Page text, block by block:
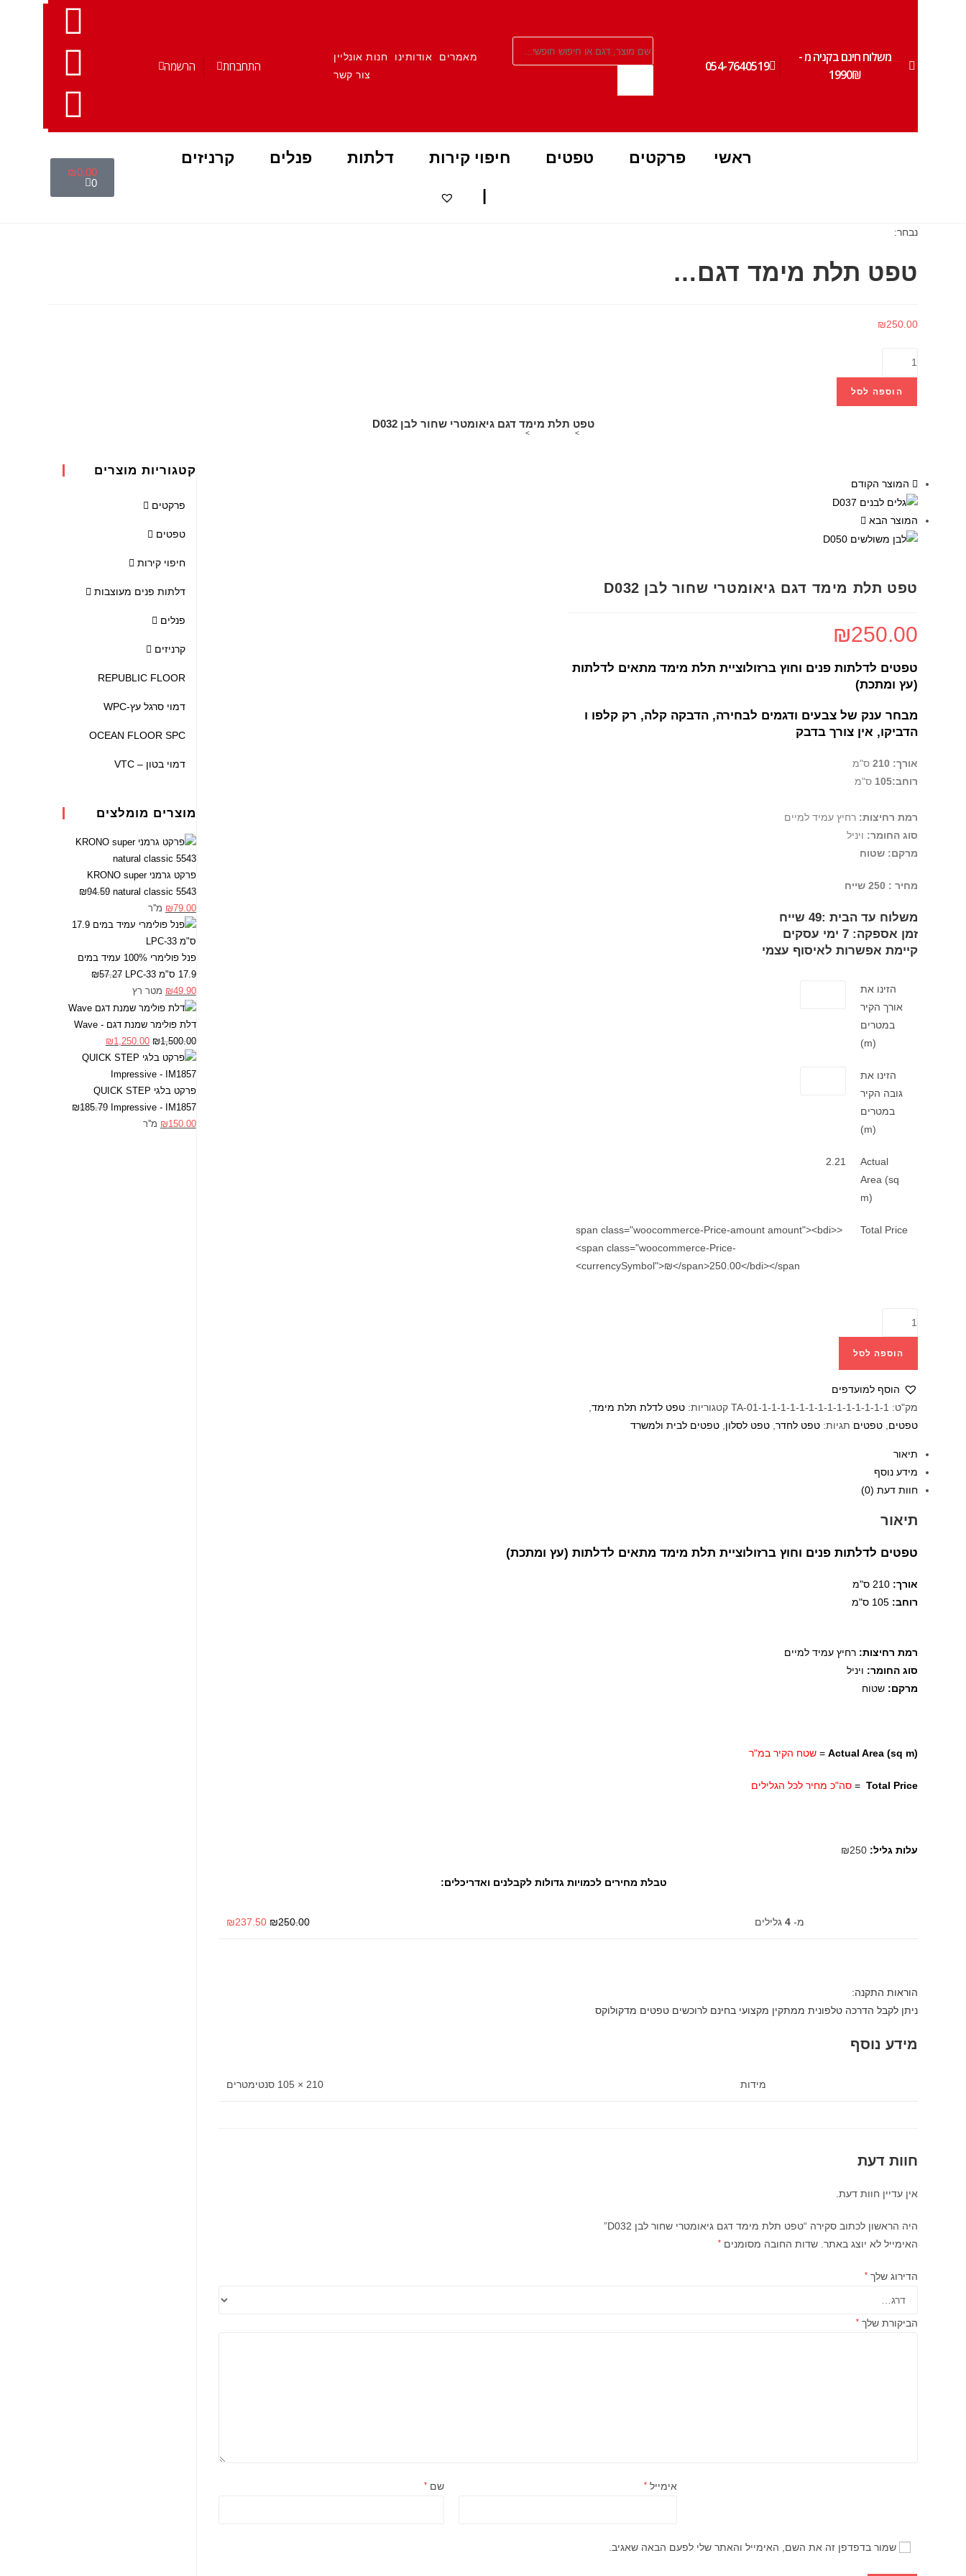
משלוח חינם בקניה מ -
1990₪
|
054-7640519
חנות אונליין אודותינו
מאמרים
צור קשר
התחברות הרשמה
ראשי פרקטים טפטים חיפוי קירות דלתות פנלים קרניזים
|
₪0.00
0
נבחר:
טפט תלת מימד דגם…
₪250.00
הוספה לסל
טפט תלת מימד דגם גיאומטרי שחור לבן D032
>
>
המוצר הקודם
המוצר הבא
טפט תלת מימד דגם גיאומטרי שחור לבן D032
₪250.00
טפטים לדלתות פנים וחוץ ברזולוציית תלת מימד מתאים לדלתות
(עץ ומתכת)
מבחר ענק של צבעים ודגמים לבחירה, הדבקה קלה, רק קלפו ו
הדביקו, אין צורך בדבק
אורך: 210
ס"מ
רוחב:105
ס"מ
רמת רחיצות:רחיץ עמיד למיים
סוג החומר: ויניל
מרקם: שטוח
מחיר : 250 שייח
משלוח עד הבית :49 שייח
זמן אספקה: 7 ימי עסקים
קיימת אפשרות לאיסוף עצמי
הזינו את
אורך הקיר
במטרים
(m)
הזינו את
גובה הקיר
במטרים
(m)
Actual
Area (sq
m)
2.21
Total Price
<span class="woocommerce-Price-amount amount"><bdi>
<span class="woocommerce-Price-
currencySymbol">₪</span>250.00</bdi></span>
הוספה לסל
הוסף למועדפים
מק"ט: TA-01-1-1-1-1-1-1-1-1-1-1-1-1-1-1 קטגוריות:טפט לדלת תלת מימד,
טפטים,טפטים תגיות:טפט לחדר,טפט לסלון,טפטים לבית ולמשרד
תיאור
מידע נוסף
חוות דעת (0)
תיאור
טפטים לדלתות פנים וחוץ ברזולוציית תלת מימד מתאים לדלתות (עץ ומתכת)
אורך: 210 ס"מ
רוחב:105 ס"מ
רמת רחיצות: רחיץ עמיד למיים
סוג החומר: ויניל
מרקם: שטוח
Actual Area (sq m)
=שטח הקיר במ"ר
Total Price
=סה"כ מחיר לכל הגלילים
עלות גליל:₪250
טבלת מחירים לכמויות גדולות לקבלנים ואדריכלים:
מ- 4 גלילים ₪250.00
₪237.50
הוראות התקנה:
ניתן לקבל הדרכה טלפונית ממתקין מקצועי בחינם לרוכשים טפטים מדקולוקס
מידע נוסף
מידות 210 × 105 סנטימטרים
חוות דעת
אין עדיין חוות דעת.
היה הראשון לכתוב סקירה “טפט תלת מימד דגם גיאומטרי שחור לבן D032”
האימייל לא יוצג באתר. שדות החובה מסומנים*
הדירוג שלך*
הביקורת שלך*
שם * אימייל *
שמור בדפדפן זה את השם, האימייל והאתר שלי לפעם הבאה שאגיב.
קטגוריות מוצרים
פרקטים
טפטים
חיפוי קירות
דלתות פנים מעוצבות
פנלים
קרניזים
REPUBLIC FLOOR
דמוי סרגל עץ-WPC
OCEAN FLOOR SPC
דמוי בטון – VTC
מוצרים מומלצים
פרקט גרמני KRONO super
natural classic 5543
₪94.59
₪79.00 מ''ר
פנל פולימרי 100% עמיד במים
17.9 ס"מ LPC-33
₪57.27
₪49.90 מטר רץ
דלת פולימר שמנת דגם - Wave
₪1,500.00
₪1,250.00
פרקט בלגי QUICK STEP
Impressive - IM1857
₪185.79
₪150.00 מ''ר